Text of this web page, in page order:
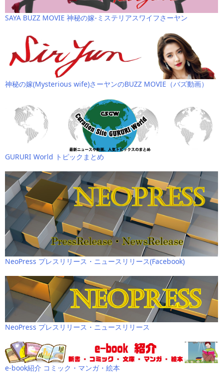
SAYA BUZZ MOVIE 神秘の嫁-ミステリアスワイフさーヤン
神秘の嫁(Mysterious wife)さーヤンのBUZZ MOVIE（バズ動画）
GURURI World トピックまとめ
NeoPress プレスリリース・ニュースリリース(Facebook)
NeoPress プレスリリース・ニュースリリース
e-book紹介 コミック・マンガ・絵本